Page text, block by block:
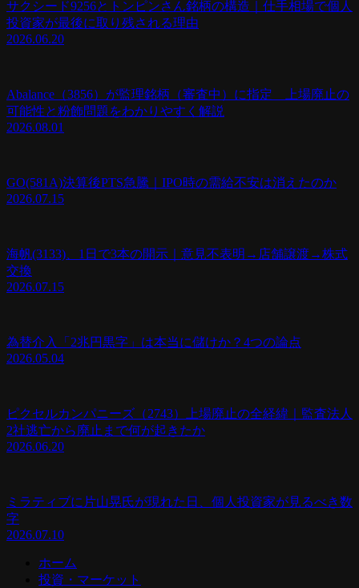
サクシード9256とトンピンさん銘柄の構造｜仕手相場で個人
投資家が最後に取り残される理由
2026.06.20
Abalance（3856）が監理銘柄（審査中）に指定 上場廃止の
可能性と粉飾問題をわかりやすく解説
2026.08.01
GO(581A)決算後PTS急騰｜IPO時の需給不安は消えたのか
2026.07.15
海帆(3133)、1日で3本の開示｜意見不表明→店舗譲渡→株式
交換
2026.07.15
為替介入「2兆円黒字」は本当に儲けか？4つの論点
2026.05.04
ピクセルカンパニーズ（2743）上場廃止の全経緯｜監査法人
2社逃亡から廃止まで何が起きたか
2026.06.20
ミラティブに片山晃氏が現れた日、個人投資家が見るべき数
字
2026.07.10
ホーム
投資・マーケット